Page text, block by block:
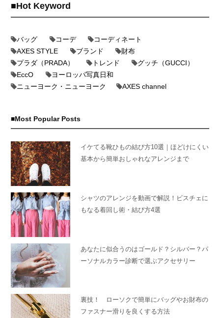
Hot Keyword
バッグ コーデ
コーディネート
AXES STYLE
ブランド
財布
プラダ（PRADA）
トレンド
グッチ（GUCCI）
EccO
ヨーロッパ写真日和
ニューヨーク・ニューヨーク
AXES channel
Most Popular Posts
イケてる靴ひもの結び方10選｜ほどけにくい
基本から簡単おしゃれなアレンジまで
シャツのアレンジを動画で解説！ビスチェに
もなる着回し術・結び方4選
あなたに似合うのはゴールド？シルバー？パ
ーソナルカラー診断で選ぶアクセサリー
裏技！ ローソクで簡単にバッグやお財布の
ファスナー滑りを良くする方法